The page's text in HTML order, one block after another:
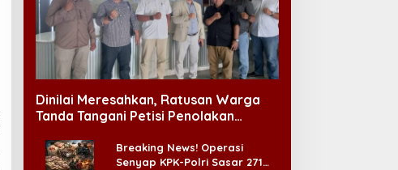
Dinilai Meresahkan, Ratusan Warga
Tanda Tangani Petisi Penolakan
Breaking News! Operasi
Senyap KPK-Polri Sasar 271